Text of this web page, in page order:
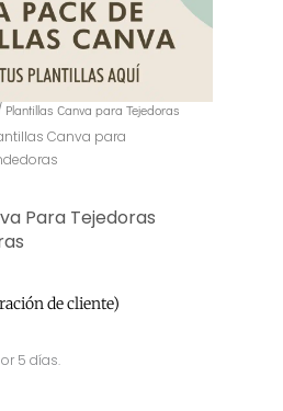
Plantillas Canva para Tejedoras
Canva para
Para Tejedoras
de cliente)
5 días.